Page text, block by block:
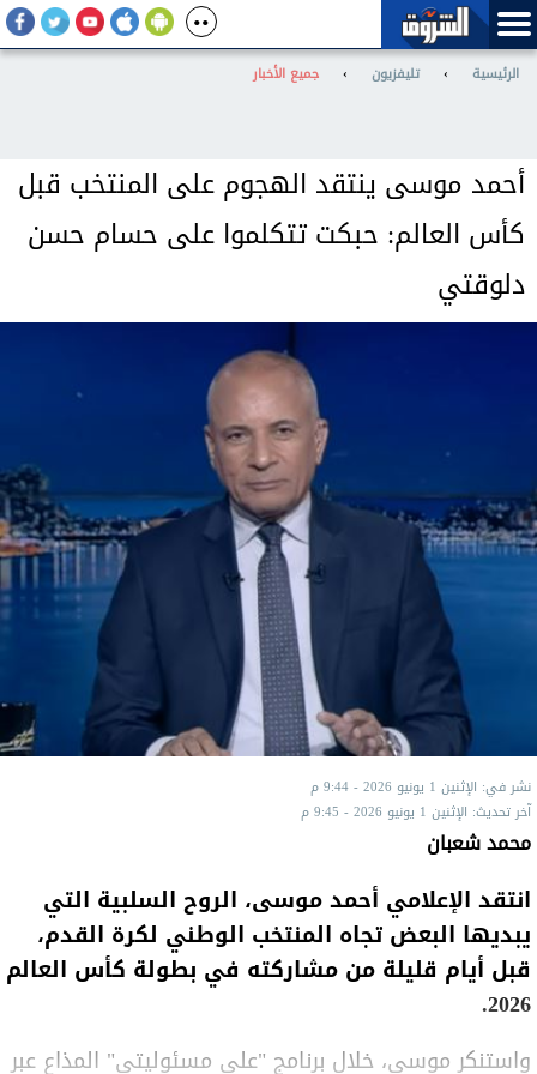
الرئيسية › تليفزيون › جميع الأخبار
أحمد موسى ينتقد الهجوم على المنتخب قبل
كأس العالم: حبكت تتكلموا على حسام حسن
دلوقتي
نشر في: الإثنين 1 يونيو 2026 - 9:44 م
آخر تحديث: الإثنين 1 يونيو 2026 - 9:45 م
محمد شعبان
انتقد الإعلامي أحمد موسى، الروح السلبية التي
يبديها البعض تجاه المنتخب الوطني لكرة القدم،
قبل أيام قليلة من مشاركته في بطولة كأس العالم
2026.
واستنكر موسى، خلال برنامج "على مسئوليتي" المذاع عبر